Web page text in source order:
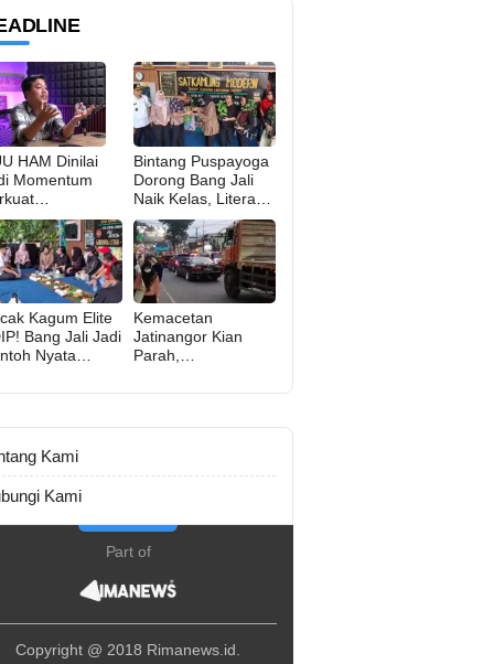
HAM Dinilai
Momentum
Hak
Manusia,
Publik
Bintang Puspayoga
Dorong Bang Jali
Naik Kelas, Literasi
hingga UMKM
Digital Jadi Fokus
Kagum Elite
Bang Jali Jadi
Nyata
dan Mandiri
Kemacetan
Jatinangor Kian
Parah,
Dinilai Jadi Solusi
Kami
Kami
Part of
Copyright @ 2018 Rimanews.id.